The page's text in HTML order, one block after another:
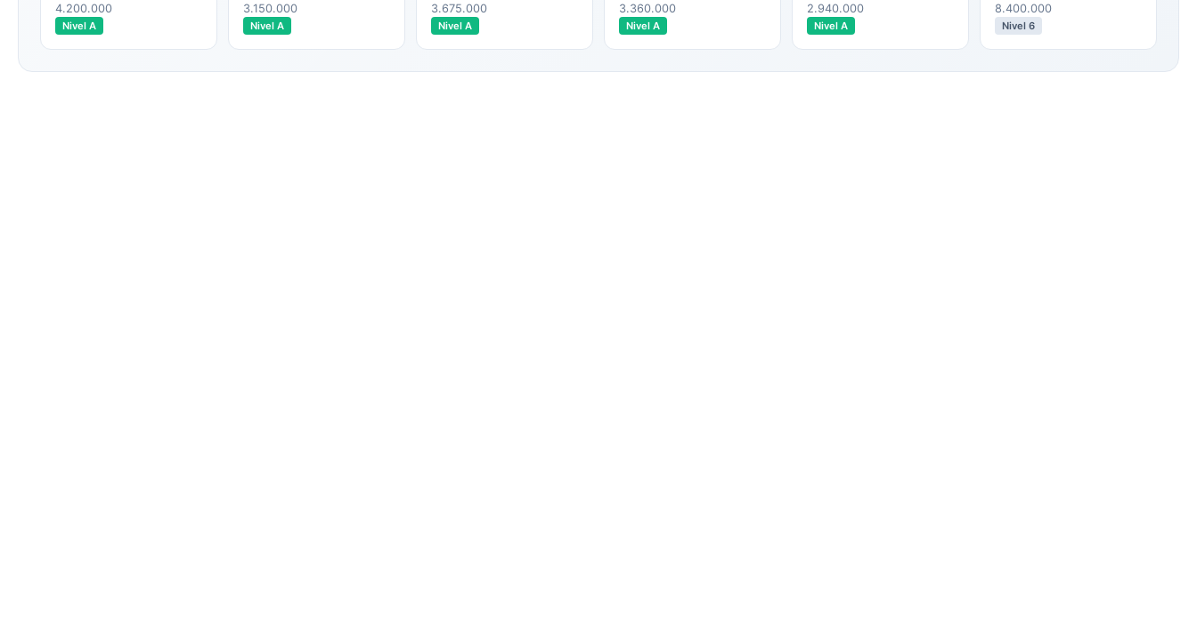
4.200.000
Nivel A
3.150.000
Nivel A
3.675.000
Nivel A
3.360.000
Nivel A
2.940.000
Nivel A
8.400.000
Nivel 6